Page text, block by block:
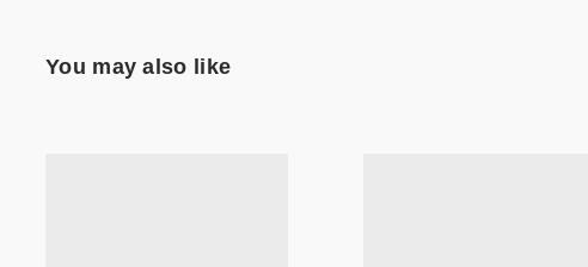
You may also like